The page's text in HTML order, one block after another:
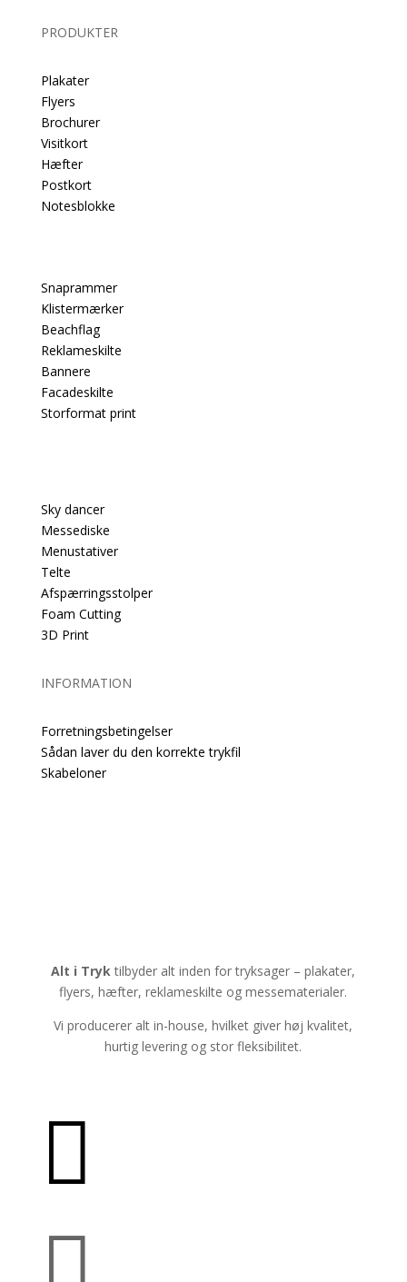
PRODUKTER
Plakater
Flyers
Brochurer
Visitkort
Hæfter
Postkort
Notesblokke
Snaprammer
Klistermærker
Beachflag
Reklameskilte
Bannere
Facadeskilte
Storformat print
Sky dancer
Messediske
Menustativer
Telte
Afspærringsstolper
Foam Cutting
3D Print
INFORMATION
Forretningsbetingelser
Sådan laver du den korrekte trykfil
Skabeloner
Alt i Tryktilbyder alt inden for tryksager – plakater,
flyers, hæfter, reklameskilte og messematerialer.
Vi producerer alt in-house, hvilket giver høj kvalitet,
hurtig levering og stor fleksibilitet.
